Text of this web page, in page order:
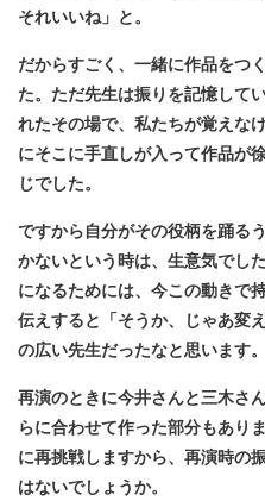
それいいね」と。
だからすごく、一緒に作品をつ
た。ただ先生は振りを記憶して
れたその場で、私たちが覚えな
にそこに手直しが入って作品
じでした。
ですから自分がその役柄を踊る
かないという時は、生意気でし
になるためには、今この動きで
伝えすると「そうか、じゃあ変
の広い先生だったなと思います。
再演のときに今井さんと三木さ
らに合わせて作った部分もあり
に再挑戦しますから、再演時の
はないでしょうか。